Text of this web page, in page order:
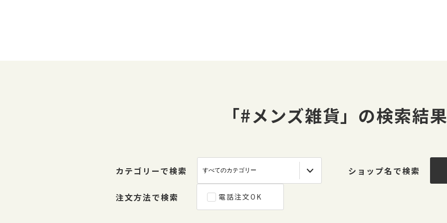
「#メンズ雑貨」の検索結果
カテゴリーで検索 ショップ名で検索
注文方法で検索 電話注文OK